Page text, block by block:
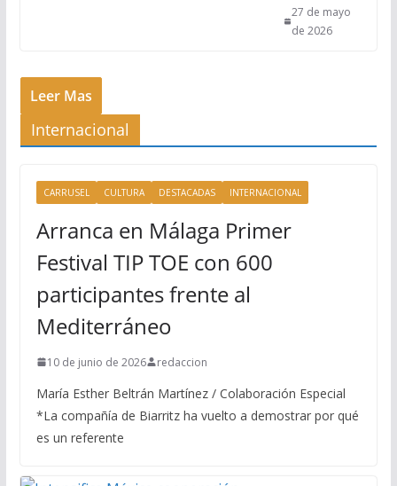
27 de mayo
de 2026
Leer Mas
Internacional
CARRUSEL CULTURA DESTACADAS INTERNACIONAL
Arranca en Málaga Primer
Festival TIP TOE con 600
participantes frente al
Mediterráneo
10 de junio de 2026 redaccion
María Esther Beltrán Martínez / Colaboración Especial
*La compañía de Biarritz ha vuelto a demostrar por qué
es un referente